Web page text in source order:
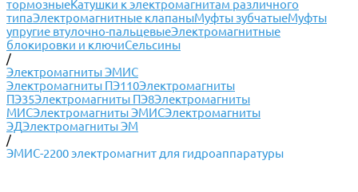
тормозныеКатушки к электромагнитам различного
типаЭлектромагнитные клапаныМуфты зубчатыеМуфты
упругие втулочно-пальцевыеЭлектромагнитные
блокировки и ключиСельсины
/
Электромагниты ЭМИС
Электромагниты ПЭ110Электромагниты
ПЭ35Электромагниты ПЭ8Электромагниты
МИСЭлектромагниты ЭМИСЭлектромагниты
ЭДЭлектромагниты ЭМ
/
ЭМИС-2200 электромагнит для гидроаппаратуры